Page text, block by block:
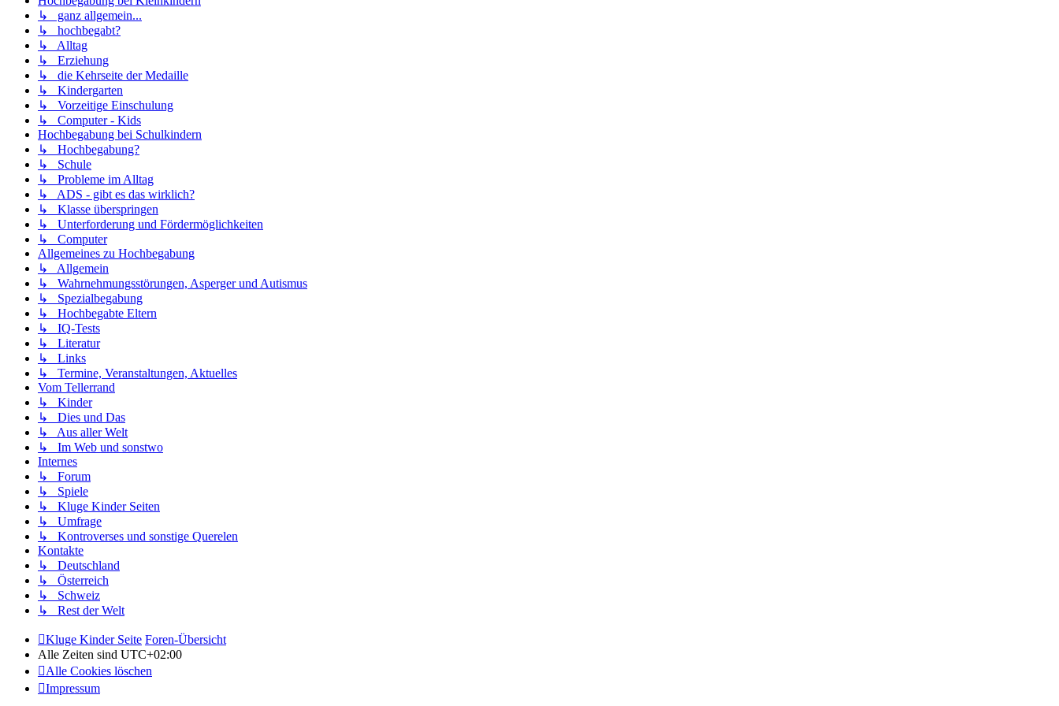
↳ ganz allgemein...
↳ hochbegabt?
↳ Alltag
↳ Erziehung
↳ die Kehrseite der Medaille
↳ Kindergarten
↳ Vorzeitige Einschulung
↳ Computer - Kids
Hochbegabung bei Schulkindern
↳ Hochbegabung?
↳ Schule
↳ Probleme im Alltag
↳ ADS - gibt es das wirklich?
↳ Klasse überspringen
↳ Unterforderung und Fördermöglichkeiten
↳ Computer
Allgemeines zu Hochbegabung
↳ Allgemein
↳ Wahrnehmungsstörungen, Asperger und Autismus
↳ Spezialbegabung
↳ Hochbegabte Eltern
↳ IQ-Tests
↳ Literatur
↳ Links
↳ Termine, Veranstaltungen, Aktuelles
Vom Tellerrand
↳ Kinder
↳ Dies und Das
↳ Aus aller Welt
↳ Im Web und sonstwo
Internes
↳ Forum
↳ Spiele
↳ Kluge Kinder Seiten
↳ Umfrage
↳ Kontroverses und sonstige Querelen
Kontakte
↳ Deutschland
↳ Österreich
↳ Schweiz
↳ Rest der Welt
Kluge Kinder Seite Foren-Übersicht
Alle Zeiten sind UTC+02:00
Alle Cookies löschen
Impressum